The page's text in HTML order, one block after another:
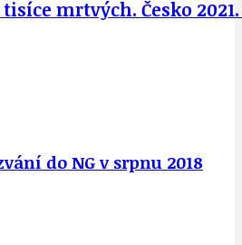
mrtvých. Česko 2021.
do NG v srpnu 2018